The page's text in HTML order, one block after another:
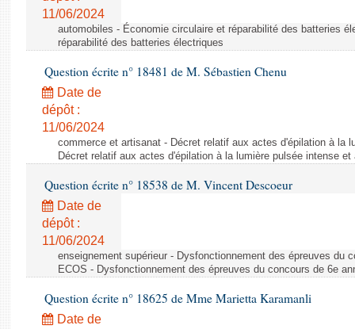
11/06/2024
automobiles - Économie circulaire et réparabilité des batteries
réparabilité des batteries électriques
Question écrite n° 18481 de M. Sébastien Chenu
Date de
dépôt :
11/06/2024
commerce et artisanat - Décret relatif aux actes d'épilation à la
Décret relatif aux actes d'épilation à la lumière pulsée intense et
Question écrite n° 18538 de M. Vincent Descoeur
Date de
dépôt :
11/06/2024
enseignement supérieur - Dysfonctionnement des épreuves du
ECOS - Dysfonctionnement des épreuves du concours de 6e
Question écrite n° 18625 de Mme Marietta Karamanli
Date de